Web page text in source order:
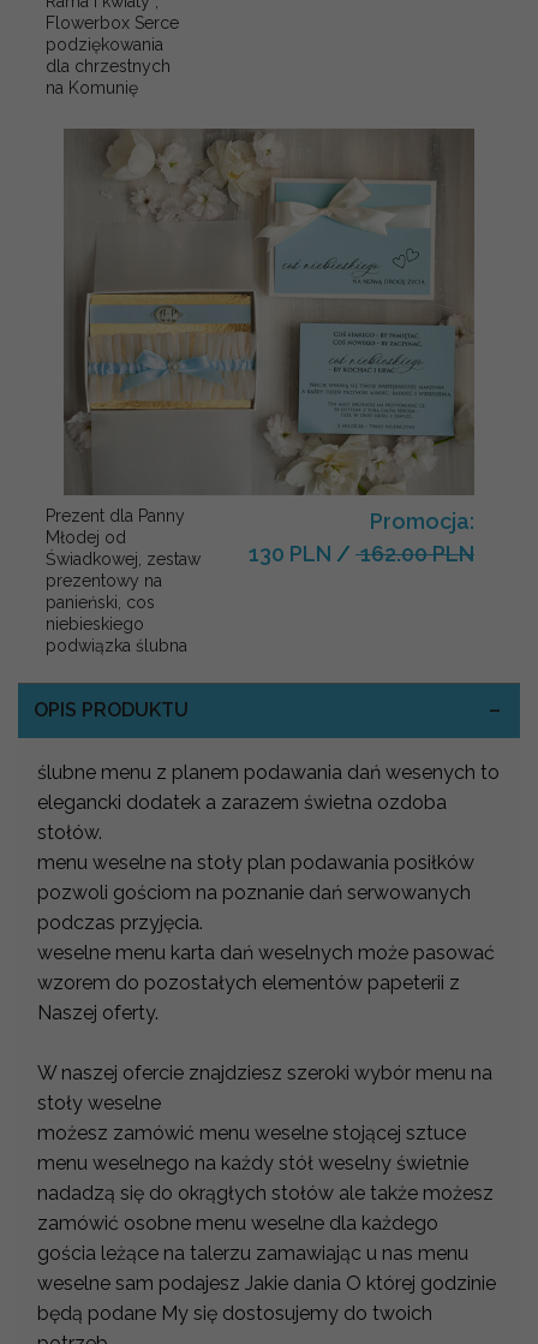
Flowerbox Serce
podziękowania
dla chrzestnych
na Komunię
Prezent dla Panny
Młodej od
Świadkowej, zestaw
prezentowy na
panieński, cos
niebieskiego
podwiązka ślubna
Promocja:
130 PLN / 162.00 PLN
OPIS PRODUKTU
ślubne menu z planem podawania dań wesenych to
elegancki dodatek a zarazem świetna ozdoba
stołów.
menu weselne na stoły plan podawania posiłków
pozwoli gościom na poznanie dań serwowanych
podczas przyjęcia.
weselne menu karta dań weselnych może pasować
wzorem do pozostałych elementów papeterii z
Naszej oferty.
W naszej ofercie znajdziesz szeroki wybór menu na
stoły weselne
możesz zamówić menu weselne stojącej sztuce
menu weselnego na każdy stół weselny świetnie
nadadzą się do okrągłych stołów ale także możesz
zamówić osobne menu weselne dla każdego
gościa leżące na talerzu zamawiając u nas menu
weselne sam podajesz Jakie dania O której godzinie
będą podane My się dostosujemy do twoich